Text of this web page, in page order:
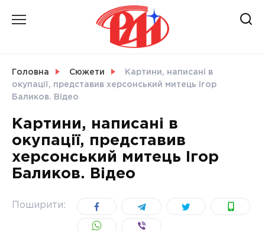
СВІТ
УКРАЇНА
Головна Сюжети
Картини, написані в
окупації, представив херсонський митець Ігор
Баликов. Відео
Картини, написані в
окупації, представив
херсонський митець Ігор
Баликов. Відео
Поширити: